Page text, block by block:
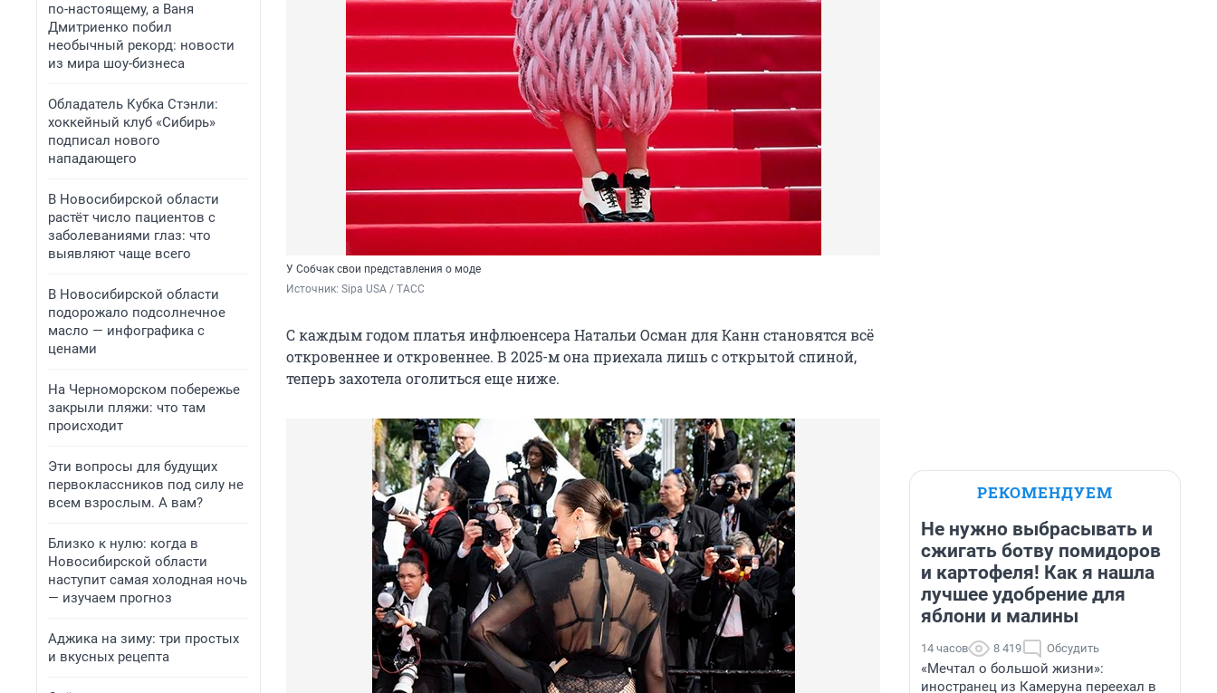
по-настоящему, а Ваня
Дмитриенко побил
необычный рекорд: новости
из мира шоу-бизнеса
Обладатель Кубка Стэнли:
хоккейный клуб «Сибирь»
подписал нового
нападающего
В Новосибирской области
растёт число пациентов с
заболеваниями глаз: что
выявляют чаще всего
В Новосибирской области
подорожало подсолнечное
масло — инфографика с
ценами
На Черноморском побережье
закрыли пляжи: что там
происходит
Эти вопросы для будущих
первоклассников под силу не
всем взрослым. А вам?
Близко к нулю: когда в
Новосибирской области
наступит самая холодная ночь
— изучаем прогноз
Аджика на зиму: три простых
и вкусных рецепта
У Собчак свои представления о моде
Источник: Sipa USA / ТАСС
С каждым годом платья инфлюенсера Натальи Осман для Канн становятся всё
откровеннее и откровеннее. В 2025-м она приехала лишь с открытой спиной,
теперь захотела оголиться еще ниже.
РЕКОМЕНДУЕМ
Не нужно выбрасывать и
сжигать ботву помидоров
и картофеля! Как я нашла
лучшее удобрение для
яблони и малины
14 часов 8 419 Обсудить
«Мечтал о большой жизни»:
иностранец из Камеруна переехал в